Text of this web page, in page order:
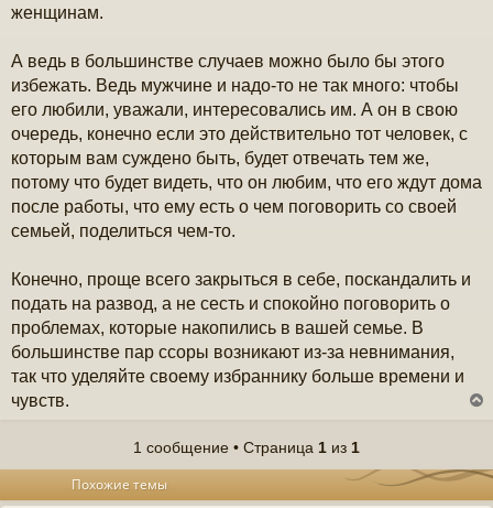
женщинам.
А ведь в большинстве случаев можно было бы этого
избежать. Ведь мужчине и надо-то не так много: чтобы
его любили, уважали, интересовались им. А он в свою
очередь, конечно если это действительно тот человек, с
которым вам суждено быть, будет отвечать тем же,
потому что будет видеть, что он любим, что его ждут дома
после работы, что ему есть о чем поговорить со своей
семьей, поделиться чем-то.
Конечно, проще всего закрыться в себе, поскандалить и
подать на развод, а не сесть и спокойно поговорить о
проблемах, которые накопились в вашей семье. В
большинстве пар ссоры возникают из-за невнимания,
так что уделяйте своему избраннику больше времени и
чувств.
у
1 сообщение • Страница 1 из 1
Похожие темы